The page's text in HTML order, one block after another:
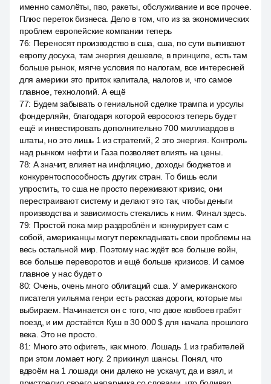
именно самолёты, пво, ракеты, обслуживание и все прочее.
Плюс переток бизнеса. Дело в том, что из за экономических
проблем европейские компании теперь
76: Переносят производство в сша, сша, по сути выпивают
европу досуха, там энергия дешевле, в принципе, есть там
больше рынок, мягче условия по налогам, все интересней
для америки это приток капитала, налогов и, что самое
главное, технологий. А ещё
77: Будем забывать о гениальной сделке трампа и урсулы
фондерляйн, благодаря которой евросоюз теперь будет
ещё и инвестировать дополнительно 700 миллиардов в
штаты, но это лишь 1 из стратегий, 2 это энергия. Контроль
над рынком нефти и Газа позволяет влиять на цены.
78: А значит, влияет на инфляцию, доходы бюджетов и
конкурентоспособность других стран. То бишь если
упростить, то сша не просто переживают кризис, они
перестраивают систему и делают это так, чтобы деньги
производства и зависимость стекались к ним. Финал здесь.
79: Простой пока мир раздроблён и конкурирует сам с
собой, американцы могут перекладывать свои проблемы на
весь остальной мир. Поэтому нас ждёт все больше войн,
все больше переворотов и ещё больше кризисов. И самое
главное у нас будет о
80: Очень, очень много облигаций сша. У американского
писателя уильяма генри есть рассказ дороги, которые мы
выбираем. Начинается он с того, что двое ковбоев грабят
поезд, и им достаётся Куш в 30 000 $ для начала прошлого
века. Это не просто.
81: Много это офигеть, как много. Лошадь 1 из грабителей
при этом ломает ногу. 2 прикинул шансы. Понял, что
вдвоём на 1 лошади они далеко не ускачут, да и взял, и